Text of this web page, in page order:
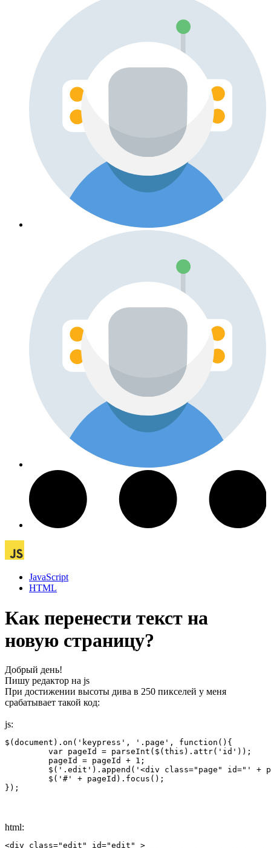
JavaScript
HTML
Как перенести текст на
новую страницу?
Добрый день!
Пишу редактор на js
При достижении высоты дива в 250 пикселей у меня
срабатывает такой код:
js:
$(document).on('keypress', '.page', function(){
         var pageId = parseInt($(this).attr('id'));
});
html:
<div class="edit" id="edit" >